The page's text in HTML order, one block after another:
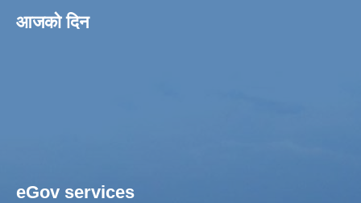
आजको दिन
eGov services